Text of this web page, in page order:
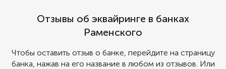
Отзывы об эквайринге в банках
Раменского
Чтобы оставить отзыв о банке, перейдите на страницу
банка, нажав на его название в любом из отзывов. Или